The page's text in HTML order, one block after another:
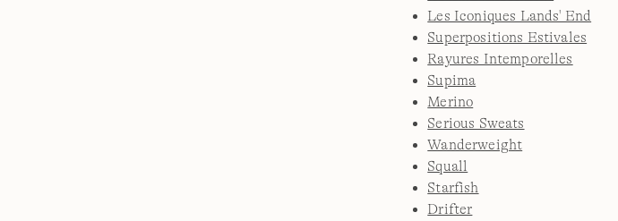
Les Iconiques Lands' End
Superpositions Estivales
Rayures Intemporelles
Supima
Merino
Serious Sweats
Wanderweight
Squall
Starfish
Drifter